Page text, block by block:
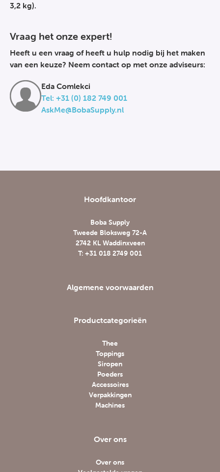
3,2 kg).
Vraag het onze expert!
Heeft u een vraag of heeft u hulp nodig bij het maken
van een keuze? Neem contact op met onze adviseurs:
Eda Comlekci
Tel: +31 (0) 182 749 001
AskMe@BobaSupply.nl
Hoofdkantoor
Boba Supply
Tweede Bloksweg 72-A
2742 KL Waddinxveen
T: +31 018 2749 001
Algemene voorwaarden
Productcategorieën
Thee
Toppings
Siropen
Poeders
Accessoires
Verpakkingen
Machines
Over ons
Over ons